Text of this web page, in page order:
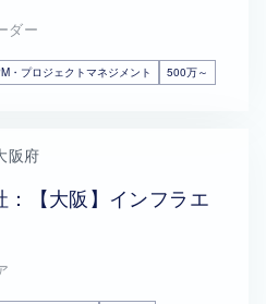
ダー
・プロジェクトマネジメント 500万～
阪府
：【大阪】インフラエ